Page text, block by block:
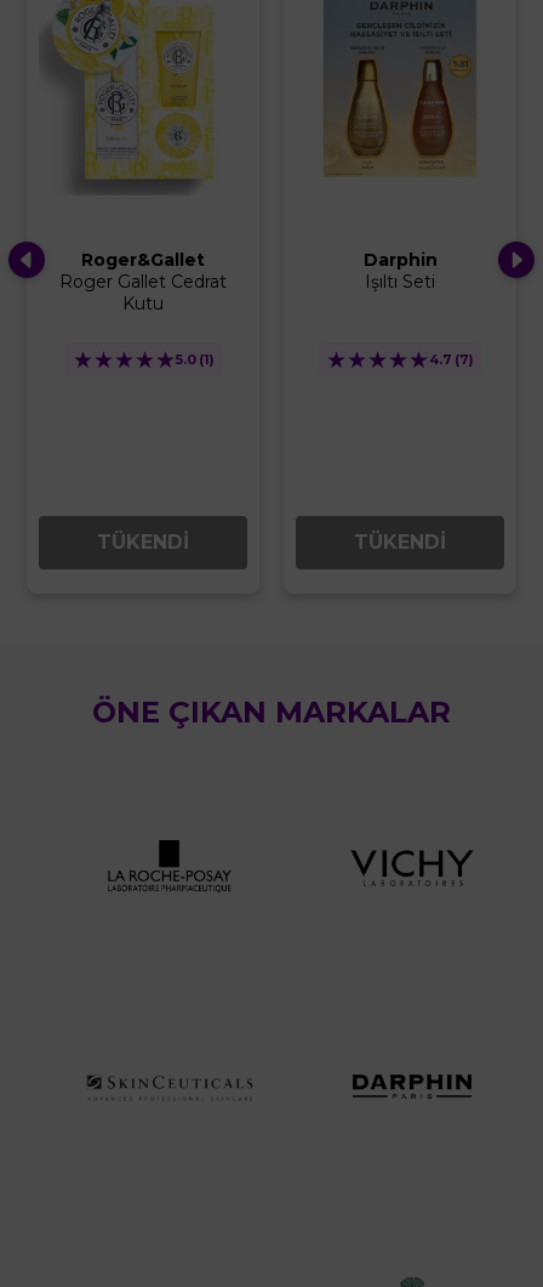
Roger&Gallet
Roger Gallet Cedrat
Kutu
★
★
★
★
★ 5.0 (1)
TÜKENDİ
Darphin
Işıltı Seti
★
★
★
★
★ 4.7 (7)
TÜKENDİ
ÖNE ÇIKAN MARKALAR